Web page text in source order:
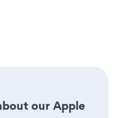
our Apple